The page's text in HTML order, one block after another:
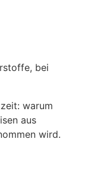
bei
warum
aus
wird.